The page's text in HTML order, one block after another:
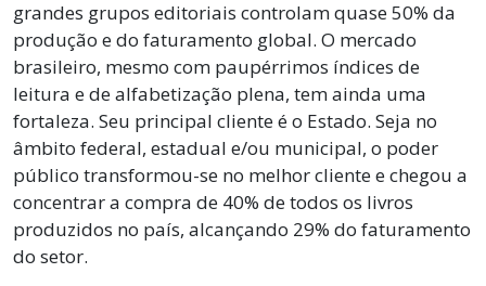
grandes grupos editoriais controlam quase 50% da
produção e do faturamento global. O mercado
brasileiro, mesmo com paupérrimos índices de
leitura e de alfabetização plena, tem ainda uma
fortaleza. Seu principal cliente é o Estado. Seja no
âmbito federal, estadual e/ou municipal, o poder
público transformou-se no melhor cliente e chegou a
concentrar a compra de 40% de todos os livros
produzidos no país, alcançando 29% do faturamento
do setor.